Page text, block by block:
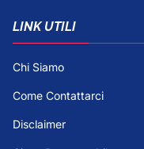
LINK UTILI
Chi Siamo
Come Contattarci
Disclaimer